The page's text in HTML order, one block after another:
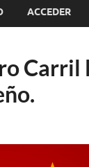
ACCEDER